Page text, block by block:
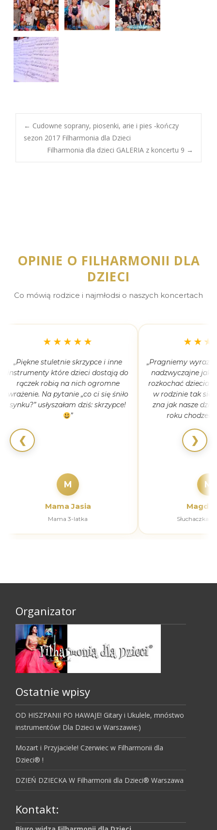
Post
navigation
← Cudowne soprany, piosenki, arie i pies ‑kończy
sezon 2017 Filharmonia dla Dzieci
Filharmonia dla dzieci GALERIA z koncertu 9 →
OPINIE O FILHARMONII DLA
DZIECI
Co mówią rodzice i najmłodsi o naszych koncertach
❮
★★★★★
„Piękne stuletnie skrzypce i inne
instrumenty które dzieci dostają do
rączek robią na nich ogromne
wrażenie. Na pytanie „co ci się śniło
synku?” usłyszałam dziś: skrzypce!
”
M
Mama Jasia
Mama 3-latka
„Pragniemy wyrazić
nadzwyczajne jak
rozkochać
w rodzinie tak się
zna jak nasze
roku
M
Słuchaczka
❯
Organizator
Ostatnie wpisy
OD HISZPANII PO HAWAJE! Gitary i Ukulele, mnóstwo
instrumentów! Dla Dzieci w Warszawie:)
Mozart i Przyjaciele! Czerwiec w Filharmonii dla
Dzieci® !
DZIEŃ DZIECKA W Filharmonii dla Dzieci® Warszawa
Kontakt: